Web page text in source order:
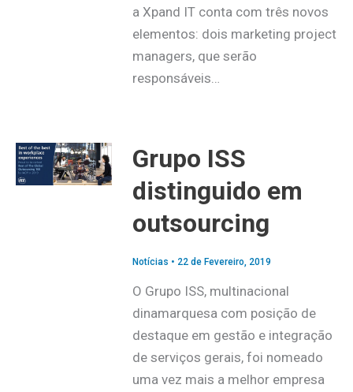
a Xpand IT conta com três novos
elementos: dois marketing project
managers, que serão
responsáveis…
Grupo ISS
distinguido em
outsourcing
Notícias • 22 de Fevereiro, 2019
O Grupo ISS, multinacional
dinamarquesa com posição de
destaque em gestão e integração
de serviços gerais, foi nomeado
uma vez mais a melhor empresa